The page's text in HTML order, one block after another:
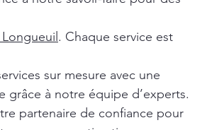
. Chaque service est
sur mesure avec une
grâce à notre équipe d’experts.
partenaire de confiance pour